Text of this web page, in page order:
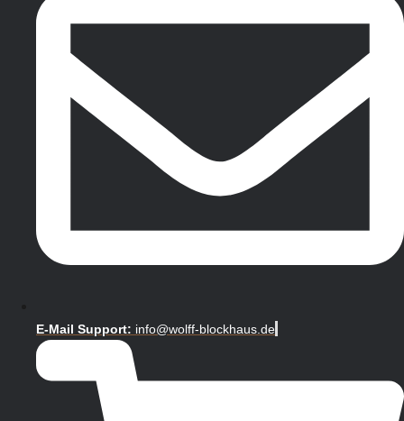
E-Mail Support: info@wolff-blockhaus.de